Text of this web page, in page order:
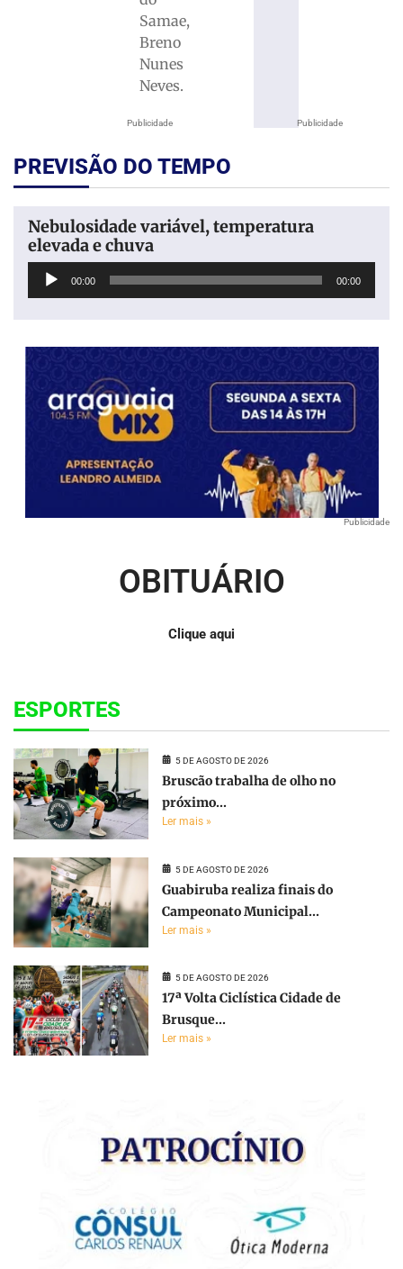
Publicidade
Samae,
Breno
Nunes
Neves.
Publicidade
PREVISÃO DO TEMPO
Nebulosidade variável, temperatura
elevada e chuva
Tocador
00:00 00:00
Publicidade
OBITUÁRIO
Clique aqui
ESPORTES
5 DE AGOSTO DE 2026
Bruscão trabalha de olho no
próximo...
Ler mais »
5 DE AGOSTO DE 2026
Guabiruba realiza finais do
Campeonato Municipal...
Ler mais »
5 DE AGOSTO DE 2026
17ª Volta Ciclística Cidade de
Brusque...
Ler mais »